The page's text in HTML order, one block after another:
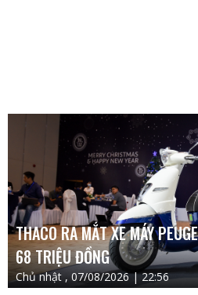
THACO RA MẮT XE MÁY
68 TRIỆU ĐỒNG
Chủ nhật , 07/08/2026 | 22:56